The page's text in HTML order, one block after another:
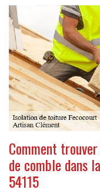
Comment
de comble dans
54115